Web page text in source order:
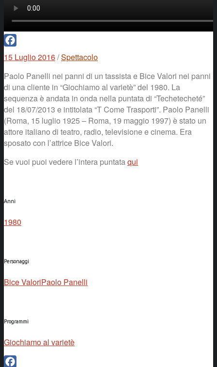
Facebook
15 Luglio 2016/Spettacolo
Paolo Panelli nei panni di un tassista e Bice Valori nei panni
di una cliente in “Giochiamo al varietè” del 1980. La
sequenza è andata in onda nella puntata di “Techetecheté”
del 18/07/2013 e intitolata “T Come Trasporti”. Paolo Panelli
(Roma, 15 luglio 1925 – Roma, 19 maggio 1997) è stato un
attore italiano di teatro, radio, televisione e cinema. Era
sposato con l’attrice Bice Valori.
Se vuoi puoi vedere l’intera puntataqui
Anni
1980
Personaggi
Bice ValoriPaolo Panelli
Programmi
Giochiamo al varietè